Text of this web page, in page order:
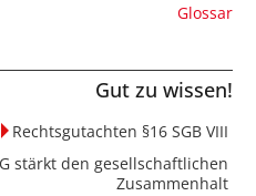
Glossar
Gut zu wissen!
Rechtsgutachten §16 SGB VIII
stärkt den gesellschaftlichen
Zusammenhalt